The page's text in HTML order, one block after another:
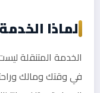
لماذا
الخدمة المتنقلة
في وقتك ومالك